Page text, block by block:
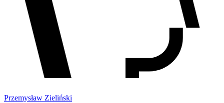
Przemysław Zieliński